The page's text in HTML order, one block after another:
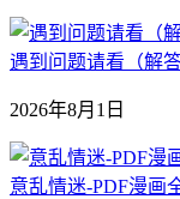
遇到问题请看（解答
2026年8月1日
意乱情迷-PDF漫画